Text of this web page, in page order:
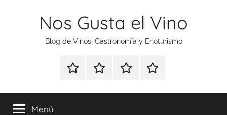
Nos Gusta el Vino
Blog de Vinos, Gastronomía y Enoturismo
Especial
Tonics
Enoturismo
Gastronomía
RankingContacto
Menú